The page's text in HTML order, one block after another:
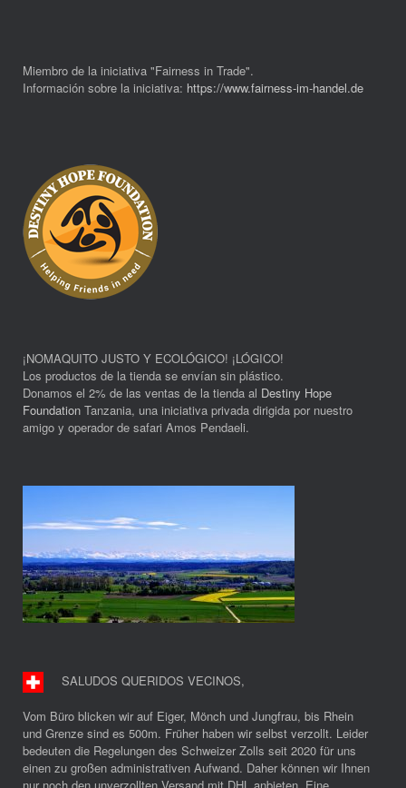
Miembro de la iniciativa "Fairness in Trade".
Información sobre la iniciativa: https://www.fairness-im-handel.de
¡NOMAQUITO JUSTO Y ECOLÓGICO! ¡LÓGICO!
Los productos de la tienda se envían sin plástico.
Donamos el 2% de las ventas de la tienda al Destiny Hope
Foundation Tanzania, una iniciativa privada dirigida por nuestro
amigo y operador de safari Amos Pendaeli.
SALUDOS QUERIDOS VECINOS,
Vom Büro blicken wir auf Eiger, Mönch und Jungfrau, bis Rhein
und Grenze sind es 500m. Früher haben wir selbst verzollt. Leider
bedeuten die Regelungen des Schweizer Zolls seit 2020 für uns
einen zu großen administrativen Aufwand. Daher können wir Ihnen